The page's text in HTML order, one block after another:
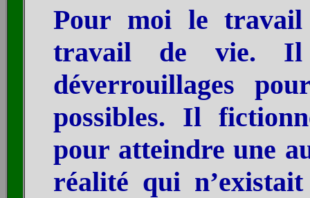
Pour moi le
travail de vie. Il
déverrouillages
possibles. Il
pour atteindre une
réalité qui